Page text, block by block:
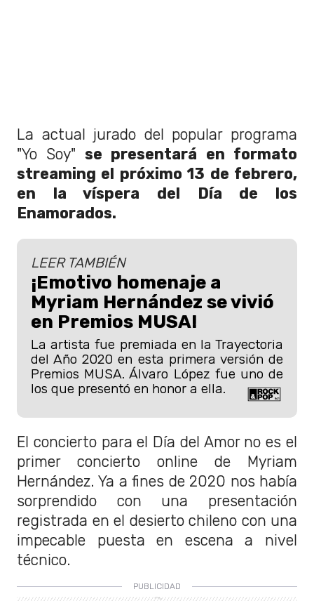
La actual jurado del popular programa
"Yo Soy" se presentará en formato
streaming el próximo 13 de febrero,
en la víspera del Día de los
Enamorados.
LEER TAMBIÉN
¡Emotivo homenaje a
Myriam Hernández se vivió
en Premios MUSA!
La artista fue premiada en la Trayectoria
del Año 2020 en esta primera versión de
Premios MUSA. Álvaro López fue uno de
los que presentó en honor a ella.
El concierto para el Día del Amor no es el
primer concierto online de Myriam
Hernández. Ya a fines de 2020 nos había
sorprendido con una presentación
registrada en el desierto chileno con una
impecable puesta en escena a nivel
técnico.